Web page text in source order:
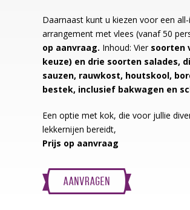
Daarnaast kunt u kiezen voor een all-
arrangement met vlees (vanaf 50
op aanvraag. Inhoud: Vier soorten
keuze) en drie soorten salades,
sauzen, rauwkost, houtskool,
bestek, inclusief bakwagen en
Een optie met kok, die voor jullie
lekkernijen bereidt,
Prijs op aanvraag